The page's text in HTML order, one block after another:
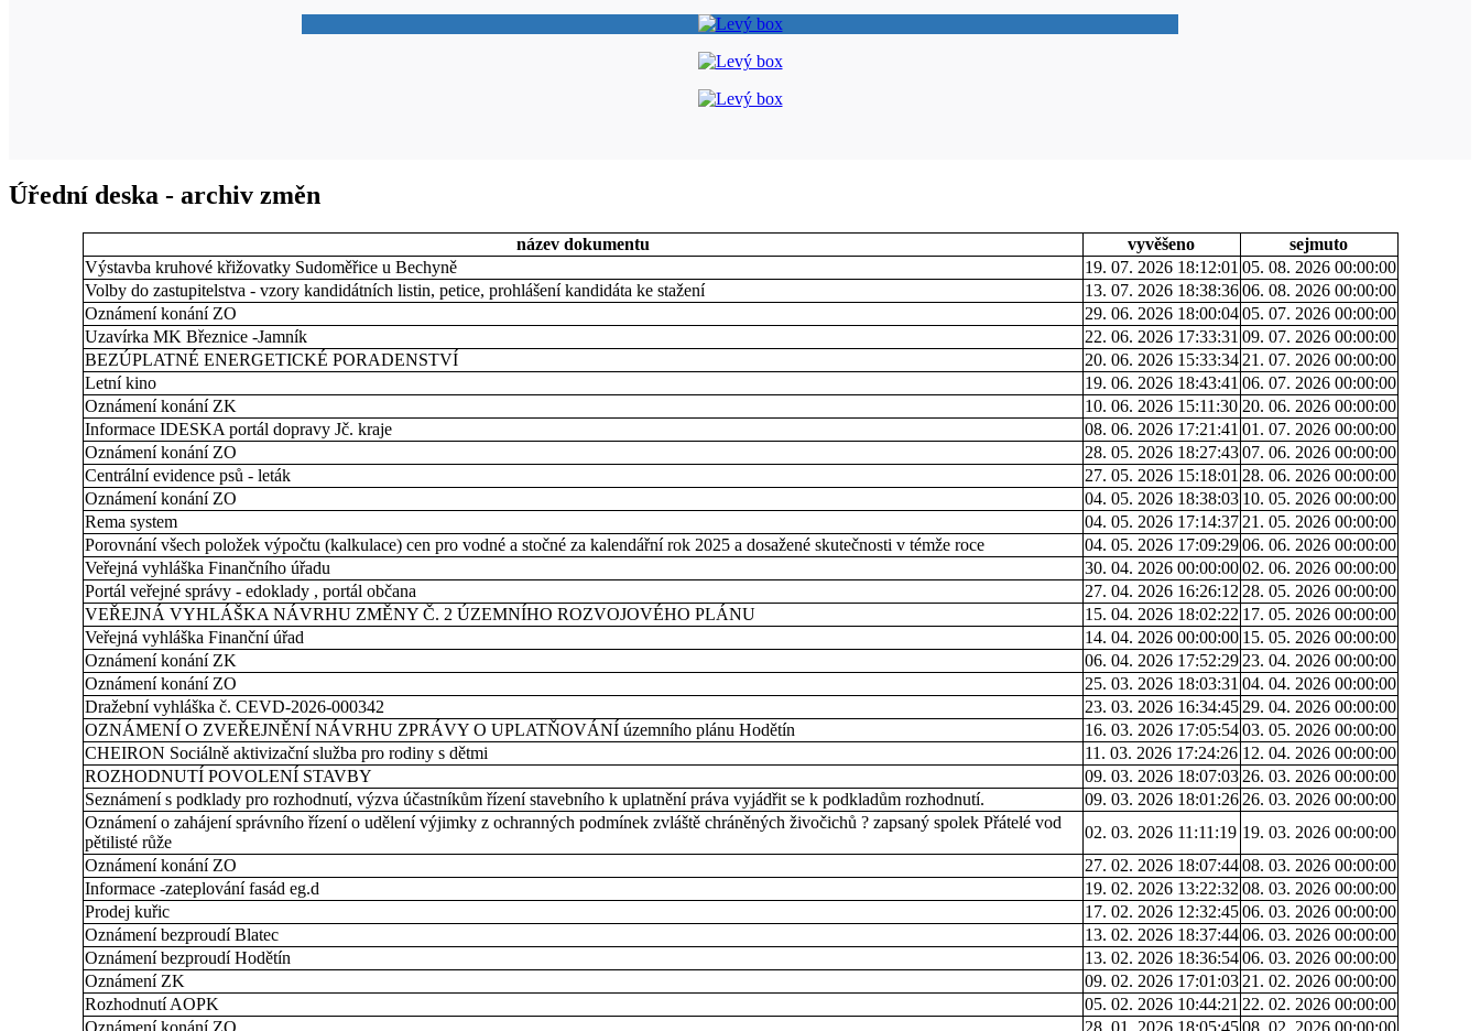
Úřední deska - archiv změn
název dokumentu vyvěšeno
sejmuto
Výstavba kruhové křižovatky Sudoměřice u Bechyně
19. 07. 2026 18:12:01 05. 08. 2026 00:00:00
Volby do zastupitelstva - vzory kandidátních listin, petice, prohlášení kandidáta ke stažení
13. 07. 2026 18:38:36 06. 08. 2026 00:00:00
Oznámení konání ZO
29. 06. 2026 18:00:04 05. 07. 2026 00:00:00
Uzavírka MK Březnice -Jamník
22. 06. 2026 17:33:31 09. 07. 2026 00:00:00
BEZÚPLATNÉ ENERGETICKÉ PORADENSTVÍ
20. 06. 2026 15:33:34 21. 07. 2026 00:00:00
Letní kino
19. 06. 2026 18:43:41 06. 07. 2026 00:00:00
Oznámení konání ZK
10. 06. 2026 15:11:30 20. 06. 2026 00:00:00
Informace IDESKA portál dopravy Jč. kraje
08. 06. 2026 17:21:41 01. 07. 2026 00:00:00
Oznámení konání ZO
28. 05. 2026 18:27:43 07. 06. 2026 00:00:00
Centrální evidence psů - leták
27. 05. 2026 15:18:01 28. 06. 2026 00:00:00
Oznámení konání ZO
04. 05. 2026 18:38:03 10. 05. 2026 00:00:00
Rema system
04. 05. 2026 17:14:37 21. 05. 2026 00:00:00
Porovnání všech položek výpočtu (kalkulace) cen pro vodné a stočné za kalendářní rok 2025 a dosažené skutečnosti v témže roce
04. 05. 2026 17:09:29 06. 06. 2026 00:00:00
Veřejná vyhláška Finančního úřadu
30. 04. 2026 00:00:00 02. 06. 2026 00:00:00
Portál veřejné správy - edoklady , portál občana
27. 04. 2026 16:26:12 28. 05. 2026 00:00:00
VEŘEJNÁ VYHLÁŠKA NÁVRHU ZMĚNY Č. 2 ÚZEMNÍHO ROZVOJOVÉHO PLÁNU
15. 04. 2026 18:02:22 17. 05. 2026 00:00:00
Veřejná vyhláška Finanční úřad
14. 04. 2026 00:00:00 15. 05. 2026 00:00:00
Oznámení konání ZK
06. 04. 2026 17:52:29 23. 04. 2026 00:00:00
Oznámení konání ZO
25. 03. 2026 18:03:31 04. 04. 2026 00:00:00
Dražební vyhláška č. CEVD-2026-000342
23. 03. 2026 16:34:45 29. 04. 2026 00:00:00
OZNÁMENÍ O ZVEŘEJNĚNÍ NÁVRHU ZPRÁVY O UPLATŇOVÁNÍ územního plánu Hodětín
16. 03. 2026 17:05:54 03. 05. 2026 00:00:00
CHEIRON Sociálně aktivizační služba pro rodiny s dětmi
11. 03. 2026 17:24:26 12. 04. 2026 00:00:00
ROZHODNUTÍ POVOLENÍ STAVBY
09. 03. 2026 18:07:03 26. 03. 2026 00:00:00
Seznámení s podklady pro rozhodnutí, výzva účastníkům řízení stavebního k uplatnění práva vyjádřit se k podkladům rozhodnutí.
09. 03. 2026 18:01:26 26. 03. 2026 00:00:00
Oznámení o zahájení správního řízení o udělení výjimky z ochranných podmínek zvláště chráněných živočichů ? zapsaný spolek Přátelé vod
pětilisté růže
02. 03. 2026 11:11:19 19. 03. 2026 00:00:00
Oznámení konání ZO
27. 02. 2026 18:07:44 08. 03. 2026 00:00:00
Informace -zateplování fasád eg.d
19. 02. 2026 13:22:32 08. 03. 2026 00:00:00
Prodej kuřic
17. 02. 2026 12:32:45 06. 03. 2026 00:00:00
Oznámení bezproudí Blatec
13. 02. 2026 18:37:44 06. 03. 2026 00:00:00
Oznámení bezproudí Hodětín
13. 02. 2026 18:36:54 06. 03. 2026 00:00:00
Oznámení ZK
09. 02. 2026 17:01:03 21. 02. 2026 00:00:00
Rozhodnutí AOPK
05. 02. 2026 10:44:21 22. 02. 2026 00:00:00